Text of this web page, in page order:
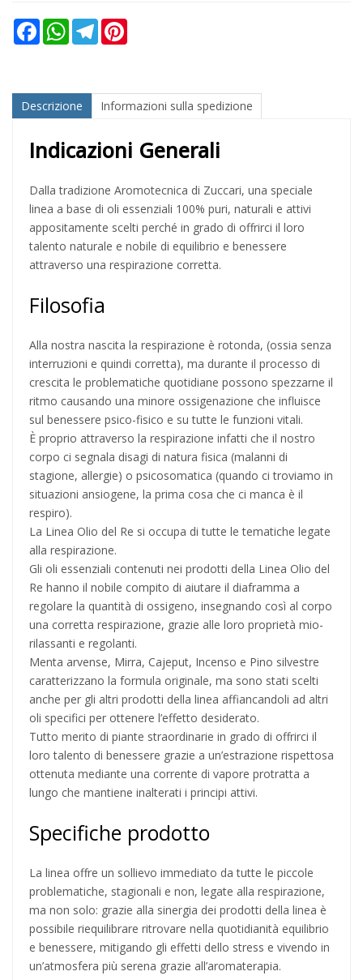
FacebookWhatsAppTelegram
Descrizione Informazioni sulla spedizione
Indicazioni Generali
Dalla tradizione Aromotecnica di Zuccari, una speciale
linea a base di oli essenziali 100% puri, naturali e attivi
appositamente scelti perché in grado di offrirci il loro
talento naturale e nobile di equilibrio e benessere
attraverso una respirazione corretta.
Filosofia
Alla nostra nascita la respirazione è rotonda, (ossia senza
interruzioni e quindi corretta), ma durante il processo di
crescita le problematiche quotidiane possono spezzarne il
ritmo causando una minore ossigenazione che influisce
sul benessere psico-fisico e su tutte le funzioni vitali.
È proprio attraverso la respirazione infatti che il nostro
corpo ci segnala disagi di natura fisica (malanni di
stagione, allergie) o psicosomatica (quando ci troviamo in
situazioni ansiogene, la prima cosa che ci manca è il
respiro).
La Linea Olio del Re si occupa di tutte le tematiche legate
alla respirazione.
Gli oli essenziali contenuti nei prodotti della Linea Olio del
Re hanno il nobile compito di aiutare il diaframma a
regolare la quantità di ossigeno, insegnando così al corpo
una corretta respirazione, grazie alle loro proprietà mio-
rilassanti e regolanti.
Menta arvense, Mirra, Cajeput, Incenso e Pino silvestre
caratterizzano la formula originale, ma sono stati scelti
anche per gli altri prodotti della linea affiancandoli ad altri
oli specifici per ottenere l’effetto desiderato.
Tutto merito di piante straordinarie in grado di offrirci il
loro talento di benessere grazie a un’estrazione rispettosa
ottenuta mediante una corrente di vapore protratta a
lungo che mantiene inalterati i principi attivi.
Specifiche prodotto
La linea offre un sollievo immediato da tutte le piccole
problematiche, stagionali e non, legate alla respirazione,
ma non solo: grazie alla sinergia dei prodotti della linea è
possibile riequilibrare ritrovare nella quotidianità equilibrio
e benessere, mitigando gli effetti dello stress e vivendo in
un’atmosfera più serena grazie all’aromaterapia.